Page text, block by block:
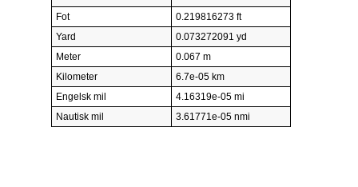
Fot
0.219816273 ft
Yard
0.073272091 yd
Meter
0.067 m
Kilometer
6.7e-05 km
Engelsk mil
4.16319e-05 mi
Nautisk mil
3.61771e-05 nmi